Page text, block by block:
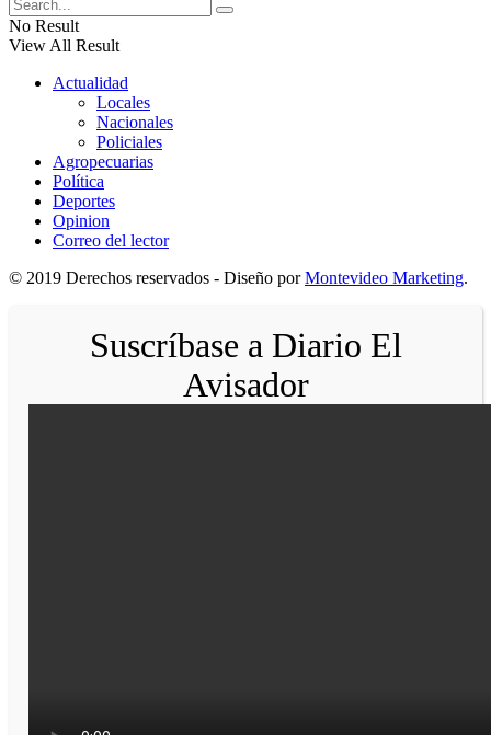
No Result
View All Result
Actualidad
Locales
Nacionales
Policiales
Agropecuarias
Política
Deportes
Opinion
Correo del lector
© 2019 Derechos reservados - Diseño porMontevideo Marketing.
Suscríbase a Diario El
Avisador